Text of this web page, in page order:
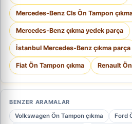
Mercedes-Benz Cls Ön Tampon
Mercedes-Benz çıkma yedek parça
İstanbul Mercedes-Benz çıkma parça
Fiat Ön Tampon çıkma Renault
BENZER ARAMALAR
Volkswagen Ön Tampon çıkma
Ford